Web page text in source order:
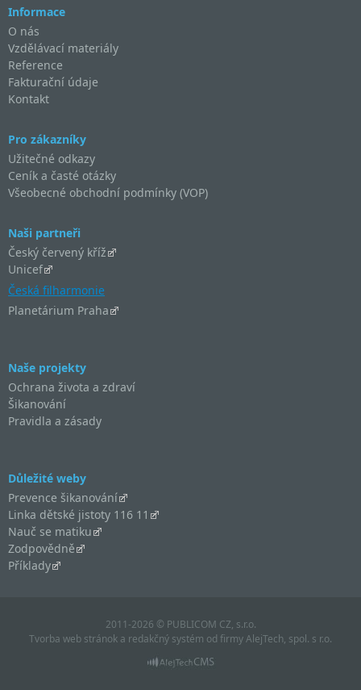
Informace
O nás
Vzdělávací materiály
Reference
Fakturační údaje
Kontakt
Pro zákazníky
Užitečné odkazy
Ceník a časté otázky
Všeobecné obchodní podmínky (VOP)
Naši partneři
Český červený kříž
Unicef
Česká filharmonie
Planetárium Praha
Naše projekty
Ochrana života a zdraví
Šikanování
Pravidla a zásady
Důležité weby
Prevence šikanování
Linka dětské jistoty 116 11
Nauč se matiku
Zodpovědně
Příklady
2011-2026 © PUBLICOM CZ, s.r.o.
Tvorba web stránok a redakčný systém od firmyAlejTech, spol. s r.o.